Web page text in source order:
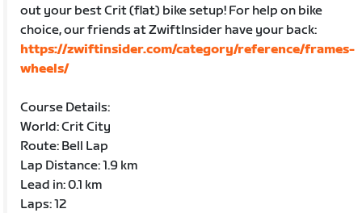
out your best Crit (flat) bike setup! For help on bike
choice, our friends at ZwiftInsider have your back:
https://zwiftinsider.com/category/reference/frames-
wheels/
Course Details:
World: Crit City
Route: Bell Lap
Lap Distance: 1.9 km
Lead in: 0.1 km
Laps: 12